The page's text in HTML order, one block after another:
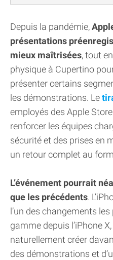
Depuis la pandémie,
présentations
mieux maîtrisées, tout
physique à Cupertino
présenter certains
les démonstrations. Le
employés des Apple
renforcer les équipes
sécurité et des prises en
un retour complet au
L’événement pourrait
que les précédents.
l’un des changements
gamme depuis l’iPhone
naturellement créer
des démonstrations et